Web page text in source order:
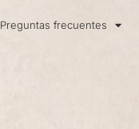
Preguntas frecuentes